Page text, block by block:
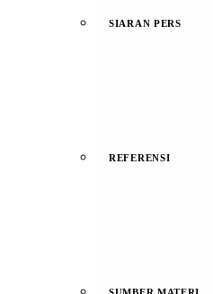
SIARAN PERS
REFERENSI